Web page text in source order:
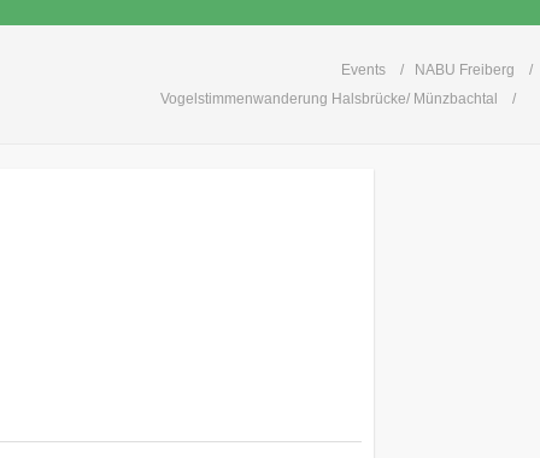
Events
NABU Freiberg
Vogelstimmenwanderung Halsbrücke/ Münzbachtal